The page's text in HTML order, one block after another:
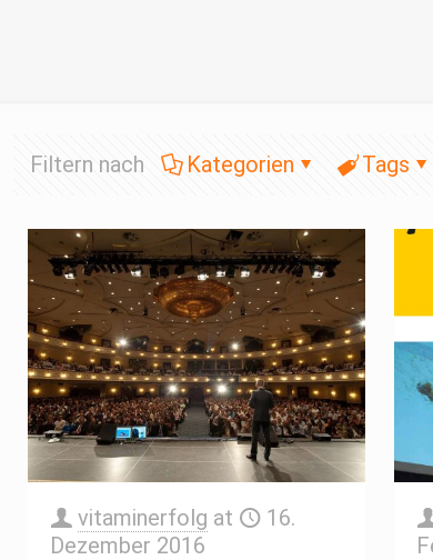
Filtern nach Kategorien Tags
vitaminerfolg at
16.
Dezember 2016